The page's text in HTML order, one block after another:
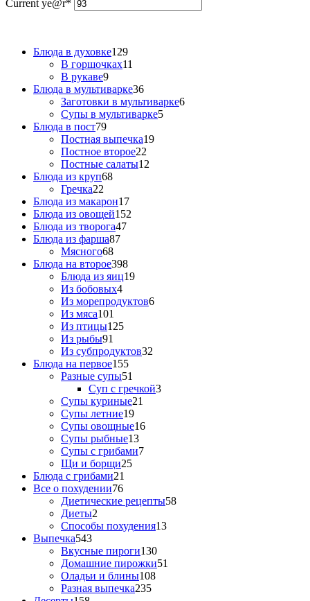
Current ye@r*
Блюда в духовке129
В горшочках11
В рукаве9
Блюда в мультиварке36
Заготовки в мультиварке6
Супы в мультиварке5
Блюда в пост79
Постная выпечка19
Постное второе22
Постные салаты12
Блюда из круп68
Гречка22
Блюда из макарон17
Блюда из овощей152
Блюда из творога47
Блюда из фарша87
Мясного68
Блюда на второе398
Блюда из яиц19
Из бобовых4
Из морепродуктов6
Из мяса101
Из птицы125
Из рыбы91
Из субпродуктов32
Блюда на первое155
Разные супы51
Суп с гречкой3
Супы куриные21
Супы летние19
Супы овощные16
Супы рыбные13
Супы с грибами7
Щи и борщи25
Блюда с грибами21
Все о похудении76
Диетические рецепты58
Диеты2
Способы похудения13
Выпечка543
Вкусные пироги130
Домашние пирожки51
Оладьи и блины108
Разная выпечка235